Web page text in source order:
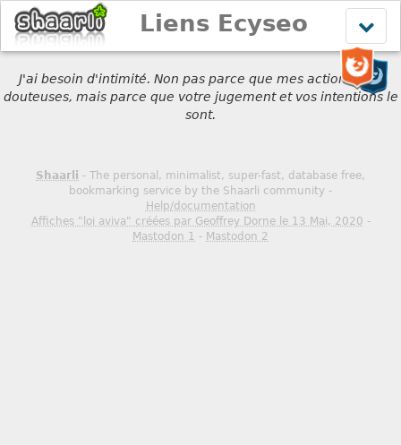
le
menu
Liens Ecyseo
J'ai besoin d'intimité. Non pas parce que mes actions sont
douteuses, mais parce que votre jugement et vos intentions le
sont.
Shaarli - The personal, minimalist, super-fast, database free,
bookmarking service by the Shaarli community -
Help/documentation
Affiches "loi aviva" créées par Geoffrey Dorne le 13 Mai, 2020 -
Mastodon 1 - Mastodon 2